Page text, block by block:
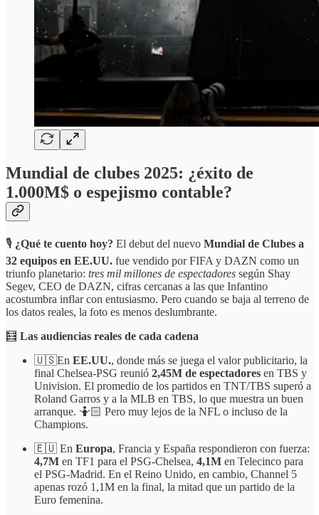
Mundial de clubes 2025: ¿éxito de
1.000M$ o espejismo contable?
🎙️ ¿Qué te cuento hoy? El debut del nuevo Mundial de Clubes a
32 equipos en EE.UU. fue vendido por FIFA y DAZN como un
triunfo planetario: tres mil millones de espectadores según Shay
Segev, CEO de DAZN, cifras cercanas a las que Infantino
acostumbra inflar con entusiasmo. Pero cuando se baja al terreno de
los datos reales, la foto es menos deslumbrante.
🧮 Las audiencias reales de cada cadena
🇺🇸En EE.UU., donde más se juega el valor publicitario, la
final Chelsea-PSG reunió 2,45M de espectadores en TBS y
Univision. El promedio de los partidos en TNT/TBS superó a
Roland Garros y a la MLB en TBS, lo que muestra un buen
arranque. 🤷🏻 Pero muy lejos de la NFL o incluso de la
Champions.
🇪🇺 En Europa, Francia y España respondieron con fuerza:
4,7M en TF1 para el PSG-Chelsea, 4,1M en Telecinco para
el PSG-Madrid. En el Reino Unido, en cambio, Channel 5
apenas rozó 1,1M en la final, la mitad que un partido de la
Euro femenina.